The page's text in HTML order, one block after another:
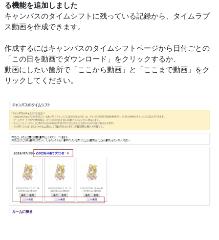
る機能を追加しました
キャンバスのタイムシフトに残っている記録から、タイムラプ
ス動画を作成できます。
作成するにはキャンバスのタイムシフトページから日付ごとの
「この日を動画でダウンロード」をクリックするか、
動画にしたい箇所で「ここから動画」と「ここまで動画」をク
リックしてください。